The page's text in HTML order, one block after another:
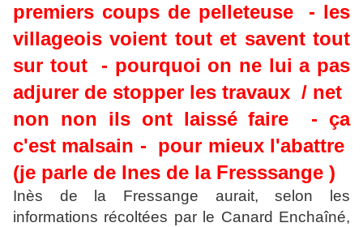
premiers coups de pelleteuse - les
villageois voient tout et savent tout
sur tout - pourquoi on ne lui a pas
adjurer de stopper les travaux / net
non non ils ont laissé faire - ça
c'est malsain - pour mieux l'abattre
(je parle de Ines de la Fresssange )
Inès de la Fressange aurait, selon les
informations récoltées par le Canard Enchaîné,